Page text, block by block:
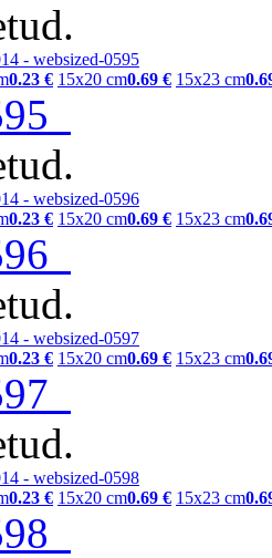
0.23 € 15x20 cm0.69 € 15x23 cm
0.23 € 15x20 cm0.69 € 15x23 cm
0.23 € 15x20 cm0.69 € 15x23 cm
0.23 € 15x20 cm0.69 € 15x23 cm